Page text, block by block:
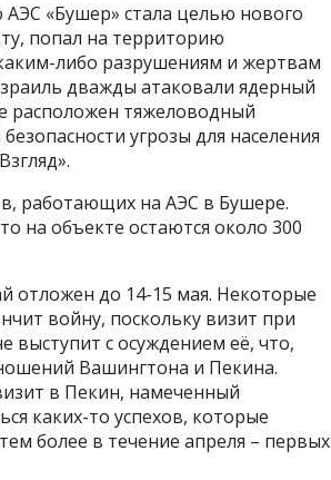
«Бушер» стала целью нового
попал на территорию
либо разрушениям и жертвам
дважды атаковали ядерный
расположен тяжеловодный
угрозы для населения
работающих на АЭС в Бушере.
на объекте остаются около 300
отложен до 14-15 мая. Некоторые
войну, поскольку визит при
выступит с осуждением её, что,
Вашингтона и Пекина.
в Пекин, намеченный
каких-то успехов, которые
более в течение апреля – первых